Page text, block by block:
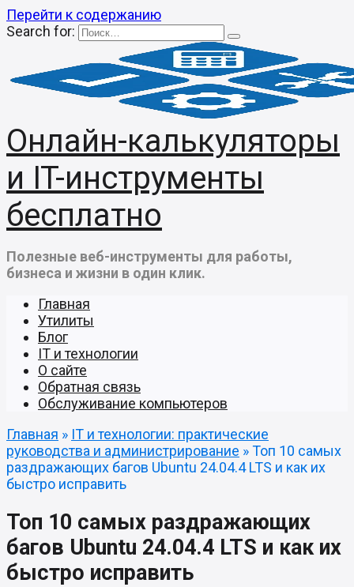
Перейти к содержанию
Search for:
Онлайн-калькуляторы
и IT-инструменты
бесплатно
Полезные веб-инструменты для работы,
бизнеса и жизни в один клик.
Главная
Утилиты
Блог
IT и технологии
О сайте
Обратная связь
Обслуживание компьютеров
Главная » IT и технологии: практические
руководства и администрирование »Топ 10 самых
раздражающих багов Ubuntu 24.04.4 LTS и как их
быстро исправить
Топ 10 самых раздражающих
багов Ubuntu 24.04.4 LTS и как их
быстро исправить